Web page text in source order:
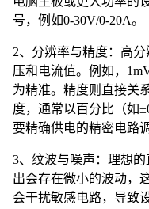
号，例如0-30V/0-20A。
2、分辨率与精度：高
压和电流值。例如，
为精准。精度则直接关
度，通常以百分比（如
要精确供电的精密电路
3、纹波与噪声：理想
出会存在微小的波动，
会干扰敏感电路，导致